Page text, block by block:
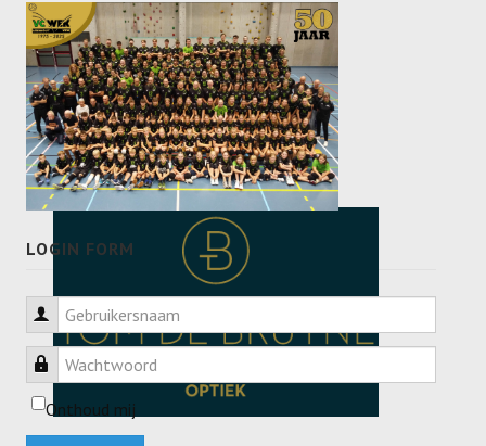
LOGIN FORM
Gebruikersnaam
Wachtwoord
Onthoud mij